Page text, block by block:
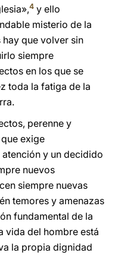
4 y ello
misterio de la
hay que volver sin
siempre
en los que se
toda la fatiga de la
perenne y
exige
y un decidido
nuevos
siempre nuevas
temores y amenazas
fundamental de la
vida del hombre está
la propia dignidad